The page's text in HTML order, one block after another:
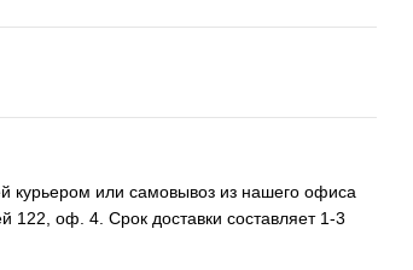
курьером или самовывоз из нашего офиса
122, оф. 4. Срок доставки составляет 1-3